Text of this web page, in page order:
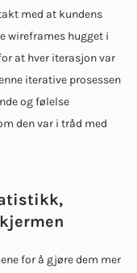
med at kundens
wireframes hugget i
at hver iterasjon var
iterative prosessen
og følelse
den var i tråd med
for å gjøre dem mer